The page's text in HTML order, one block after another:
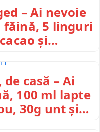
– Ai nevoie
făină, 5 linguri
și…
casă – Ai
100 ml lapte
30g unt și…